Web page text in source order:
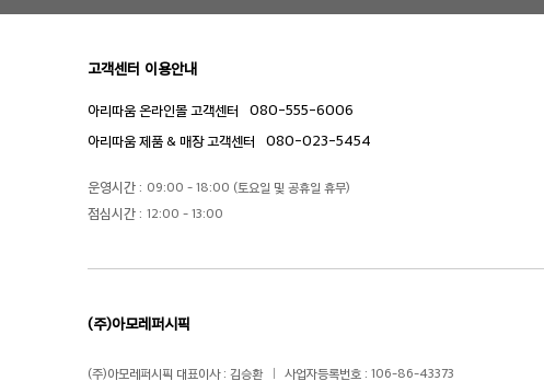
고객센터 이용안내
아리따움 온라인몰 고객센터 080-555-6006
아리따움 제품 & 매장 고객센터 080-023-5454
운영시간 : 09:00 - 18:00 (토요일 및 공휴일 휴무)
점심시간 : 12:00 - 13:00
(주)아모레퍼시픽
(주)아모레퍼시픽 대표이사 : 김승환 사업자등록번호 : 106-86-43373